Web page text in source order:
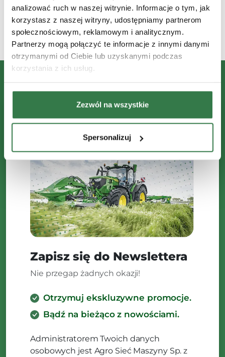
analizować ruch w naszej witrynie. Informacje o tym, jak
korzystasz z naszej witryny, udostępniamy partnerom
społecznościowym, reklamowym i analitycznym.
Partnerzy mogą połączyć te informacje z innymi danymi
otrzymanymi od Ciebie lub uzyskanymi podczas
korzystania z ich usług.
Zezwól na wszystkie
Spersonalizuj
Więcej artykułów tego autora
Zapisz się do Newslettera
Nie przegap żadnych okazji!
Otrzymuj ekskluzywne promocje.
Bądź na bieżąco z nowościami.
Administratorem Twoich danych
osobowych jest Agro Sieć Maszyny Sp. z